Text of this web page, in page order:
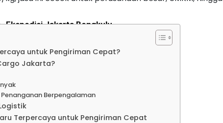
Ekspedisi Jakarta Bengkulu
Ekspedisi Jakarta Aceh
Ekspedisi Jakarta Padang
untuk Pengiriman Cepat?
Jakarta?
Berpengalaman
Terpercaya untuk Pengiriman Cepat